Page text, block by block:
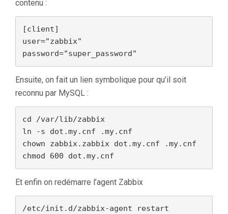
contenu :
[client]
user="zabbix"
password="super_password"
Ensuite, on fait un lien symbolique pour qu’il soit
reconnu par MySQL :
cd /var/lib/zabbix
ln -s dot.my.cnf .my.cnf
chown zabbix.zabbix dot.my.cnf .my.cnf
chmod 600 dot.my.cnf
Et enfin on redémarre l’agent Zabbix
/etc/init.d/zabbix-agent restart